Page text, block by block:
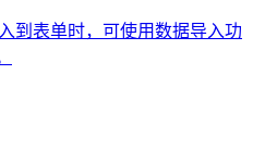
到表单时，可使用数据导入功